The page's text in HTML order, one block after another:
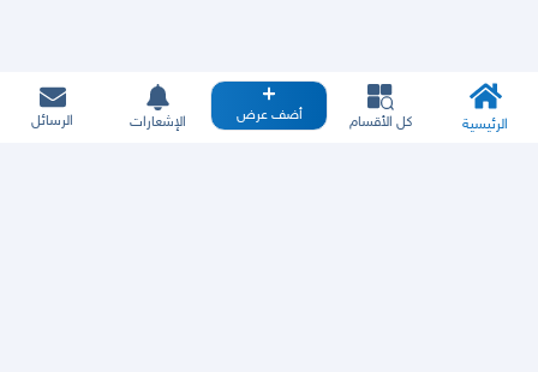
الرئيسية كل الأقسام أضف عرض الإشعارات الرسائل